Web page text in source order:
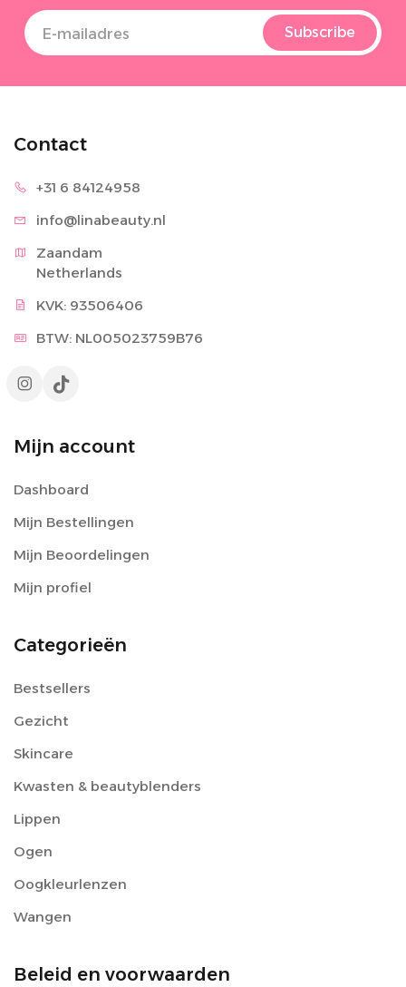
Subscribe
Contact
+31 6 84124958
info@linabeauty.nl
Zaandam
Netherlands
KVK: 93506406
BTW: NL005023759B76
Mijn account
Dashboard
Mijn Bestellingen
Mijn Beoordelingen
Mijn profiel
Categorieën
Bestsellers
Gezicht
Skincare
Kwasten & beautyblenders
Lippen
Ogen
Oogkleurlenzen
Wangen
Beleid en voorwaarden